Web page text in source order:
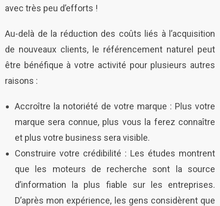
avec très peu d’efforts !
Au-delà de la réduction des coûts liés à l’acquisition
de nouveaux clients, le référencement naturel peut
être bénéfique à votre activité pour plusieurs autres
raisons :
Accroître la notoriété de votre marque : Plus votre
marque sera connue, plus vous la ferez connaître
et plus votre business sera visible.
Construire votre crédibilité : Les études montrent
que les moteurs de recherche sont la source
d’information la plus fiable sur les entreprises.
D’après mon expérience, les gens considèrent que